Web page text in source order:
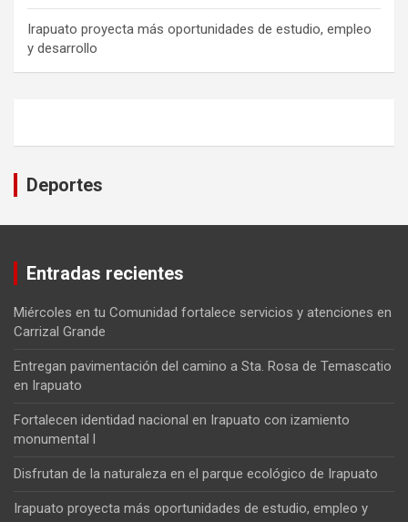
Irapuato proyecta más oportunidades de estudio, empleo
y desarrollo
Deportes
Entradas recientes
Miércoles en tu Comunidad fortalece servicios y atenciones en
Carrizal Grande
Entregan pavimentación del camino a Sta. Rosa de Temascatio
en Irapuato
Fortalecen identidad nacional en Irapuato con izamiento
monumental l
Disfrutan de la naturaleza en el parque ecológico de Irapuato
Irapuato proyecta más oportunidades de estudio, empleo y